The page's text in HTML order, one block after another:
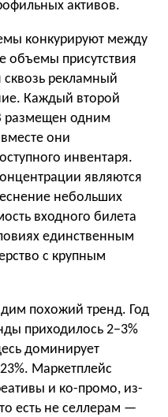
активов.
конкурируют между
объемы присутствия
рекламный
Каждый второй
размещен одним
они
инвентаря.
являются
небольших
входного билета
единственным
с крупным
похожий тренд. Год
приходилось 2−3%
доминирует
Маркетплейс
и ко-промо, из-
есть не селлерам —